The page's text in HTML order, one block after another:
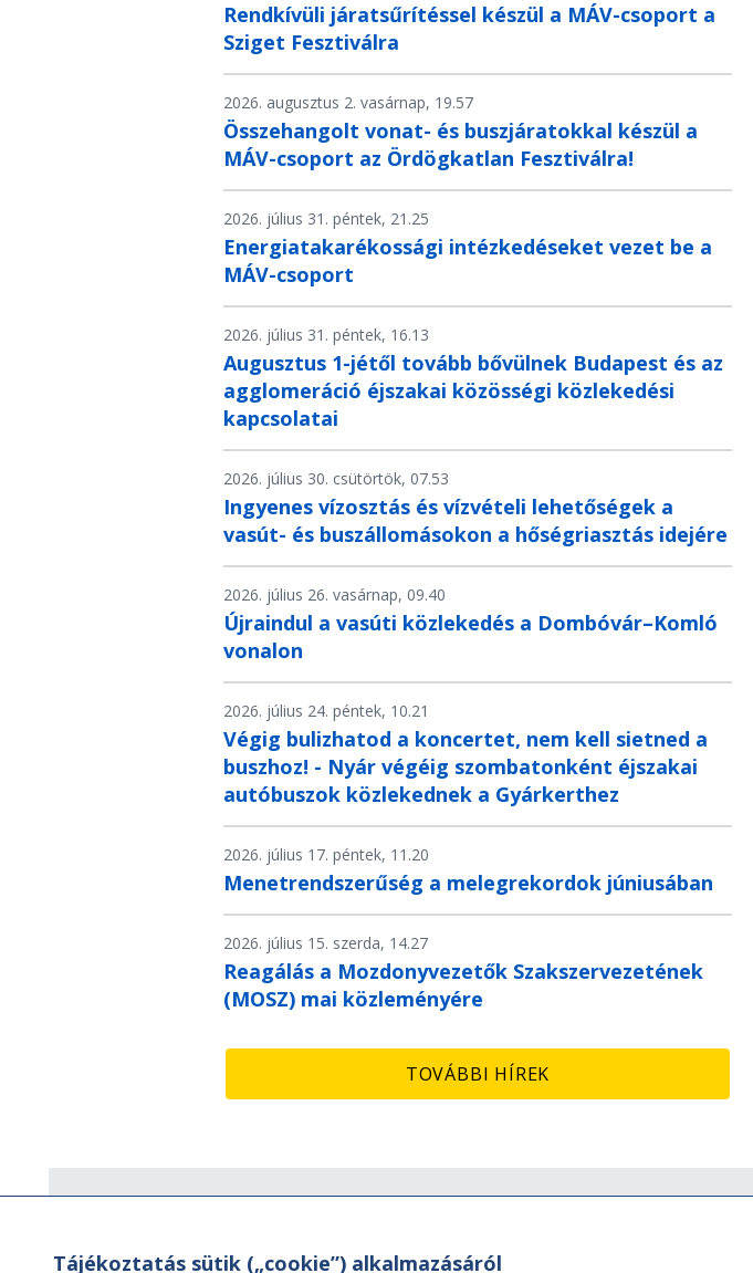
Rendkívüli járatsűrítéssel készül a MÁV-csoport a
Sziget Fesztiválra
2026. augusztus 2. vasárnap, 19.57
Összehangolt vonat- és buszjáratokkal készül a
MÁV-csoport az Ördögkatlan Fesztiválra!
2026. július 31. péntek, 21.25
Energiatakarékossági intézkedéseket vezet be a
MÁV-csoport
2026. július 31. péntek, 16.13
Augusztus 1-jétől tovább bővülnek Budapest és az
agglomeráció éjszakai közösségi közlekedési
kapcsolatai
2026. július 30. csütörtök, 07.53
Ingyenes vízosztás és vízvételi lehetőségek a
vasút- és buszállomásokon a hőségriasztás idejére
2026. július 26. vasárnap, 09.40
Újraindul a vasúti közlekedés a Dombóvár–Komló
vonalon
2026. július 24. péntek, 10.21
Végig bulizhatod a koncertet, nem kell sietned a
buszhoz! - Nyár végéig szombatonként éjszakai
autóbuszok közlekednek a Gyárkerthez
2026. július 17. péntek, 11.20
Menetrendszerűség a melegrekordok júniusában
2026. július 15. szerda, 14.27
Reagálás a Mozdonyvezetők Szakszervezetének
(MOSZ) mai közleményére
TOVÁBBI HÍREK
Hírlevelünk segítségével értesülhet
Tájékoztatás sütik („cookie”) alkalmazásáról